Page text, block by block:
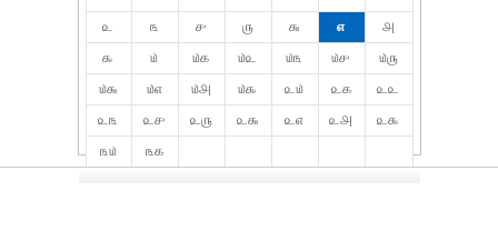
௨
௩ ௪ ௫ ௬ ௭
௮
௯
௰ ௰௧ ௰௨ ௰௩ ௰௪
௰௫
௰௬
௰௭ ௰௮ ௰௯ ௨௰ ௨௧
௨௨
௨௩
௨௪ ௨௫ ௨௬ ௨௭ ௨௮
௨௯
௩௰
௩௧